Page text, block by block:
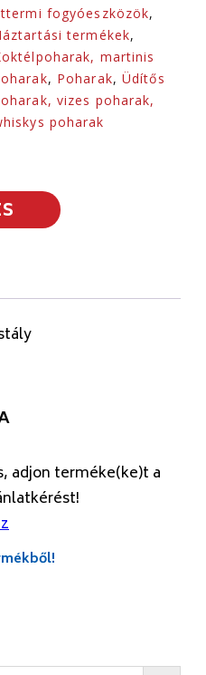
fogyóeszközök,
termékek,
martinis
, Poharak, Üdítős
vizes poharak,
poharak
adjon terméke(ke)t a